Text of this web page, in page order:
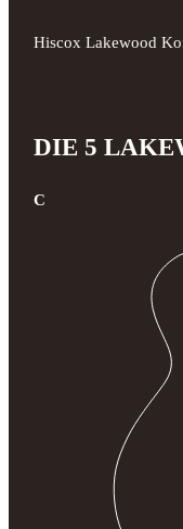
Hiscox Lakewood
DIE 5
C